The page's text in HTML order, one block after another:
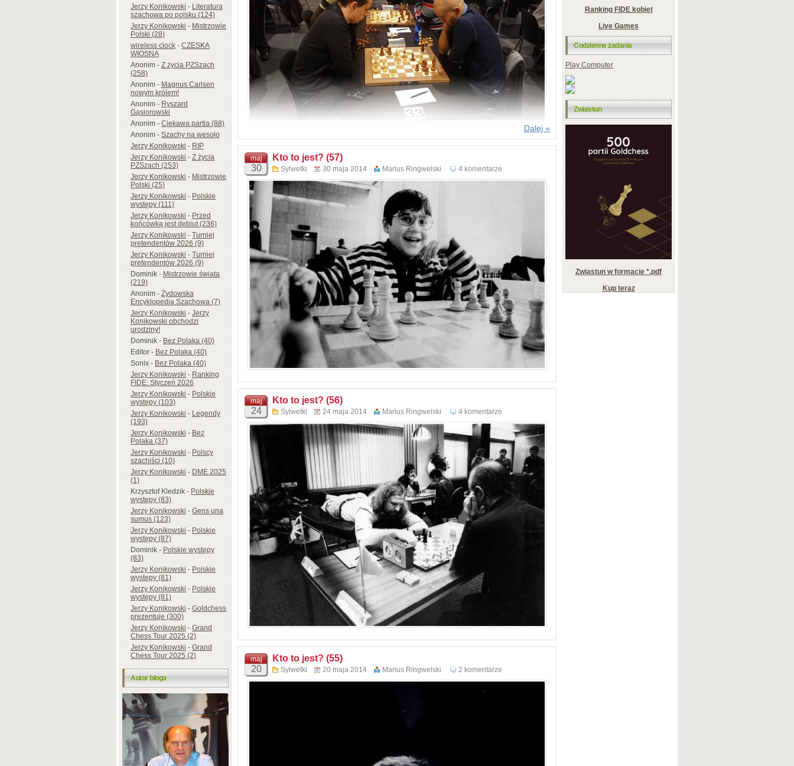
Jerzy Konikowski-Literatura
szachowa po polsku (124)
Jerzy Konikowski-Mistrzowie
Polski (28)
wireless clock-CZESKA
WIOSNA
Anonim-Z życia PZSzach
(258)
Anonim-Magnus Carlsen
nowym królem!
Anonim-Ryszard
Gąsiorowski
Anonim-Ciekawa partia (88)
Anonim-Szachy na wesoło
Jerzy Konikowski-RIP
Jerzy Konikowski-Z życia
PZSzach (253)
Jerzy Konikowski-Mistrzowie
Polski (25)
Jerzy Konikowski-Polskie
występy (111)
Jerzy Konikowski-Przed
końcówką jest debiut (236)
Jerzy Konikowski-Turniej
pretendentów 2026 (9)
Jerzy Konikowski-Turniej
pretendentów 2026 (9)
Dominik-Mistrzowie świata
(219)
Anonim-Żydowska
Encyklopedia Szachowa (7)
Jerzy Konikowski-Jerzy
Konikowski obchodzi
urodziny!
Dominik-Bez Polaka (40)
Editor-Bez Polaka (40)
Sonix-Bez Polaka (40)
Jerzy Konikowski-Ranking
FIDE: Styczeń 2026
Jerzy Konikowski-Polskie
występy (103)
Jerzy Konikowski-Legendy
(193)
Jerzy Konikowski-Bez
Polaka (37)
Jerzy Konikowski-Polscy
szachiści (10)
Jerzy Konikowski-DME 2025
(1)
Krzysztof Kledzik-Polskie
występy (83)
Jerzy Konikowski-Gens una
sumus (123)
Jerzy Konikowski-Polskie
występy (87)
Dominik-Polskie występy
(83)
Jerzy Konikowski-Polskie
występy (81)
Jerzy Konikowski-Polskie
występy (81)
Jerzy Konikowski-Goldchess
prezentuje (300)
Jerzy Konikowski-Grand
Chess Tour 2025 (2)
Jerzy Konikowski-Grand
Chess Tour 2025 (2)
Autor bloga
Wojtaszek – Rasmussen
Radjabow – Duda
Dalej »
maj
30
Kto to jest? (57)
Sylwetki 30 maja 2014 Marius Ringwelski 4 komentarze
maj
24
Kto to jest? (56)
Sylwetki 24 maja 2014 Marius Ringwelski 4 komentarze
maj
20
Kto to jest? (55)
Sylwetki 20 maja 2014 Marius Ringwelski 2 komentarze
Ranking FIDE kobiet
Live Games
Codzienne zadania
Play Computer
Zwiastun
Zwiastun w formacie *.pdf
Kup teraz